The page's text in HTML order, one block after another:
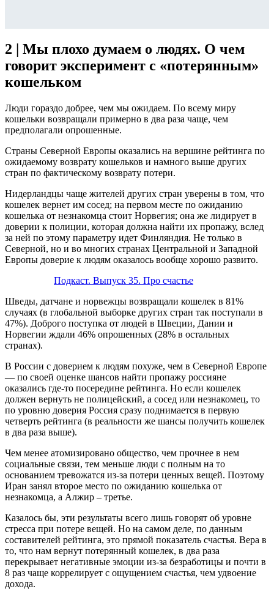
2 | Мы плохо думаем о людях. О чем
говорит эксперимент с «потерянным»
кошельком
Люди гораздо добрее, чем мы ожидаем. По всему миру
кошельки возвращали примерно в два раза чаще, чем
предполагали опрошенные.
Страны Северной Европы оказались на вершине рейтинга по
ожидаемому возврату кошельков и намного выше других
стран по фактическому возврату потери.
Нидерландцы чаще жителей других стран уверены в том, что
кошелек вернет им сосед; на первом месте по ожиданию
кошелька от незнакомца стоит Норвегия; она же лидирует в
доверии к полиции, которая должна найти их пропажу, вслед
за ней по этому параметру идет Финляндия. Не только в
Северной, но и во многих странах Центральной и Западной
Европы доверие к людям оказалось вообще хорошо развито.
Подкаст. Выпуск 35. Про счастье
Шведы, датчане и норвежцы возвращали кошелек в 81%
случаях (в глобальной выборке других стран так поступали в
47%). Доброго поступка от людей в Швеции, Дании и
Норвегии ждали 46% опрошенных (28% в остальных
странах).
В России с доверием к людям похуже, чем в Северной Европе
— по своей оценке шансов найти пропажу россияне
оказались где-то посередине рейтинга. Но если кошелек
должен вернуть не полицейский, а сосед или незнакомец, то
по уровню доверия Россия сразу поднимается в первую
четверть рейтинга (в реальности же шансы получить кошелек
в два раза выше).
Чем менее атомизировано общество, чем прочнее в нем
социальные связи, тем меньше люди с полным на то
основанием тревожатся из-за потери ценных вещей. Поэтому
Иран занял второе место по ожиданию кошелька от
незнакомца, а Алжир – третье.
Казалось бы, эти результаты всего лишь говорят об уровне
стресса при потере вещей. Но на самом деле, по данным
составителей рейтинга, это прямой показатель счастья. Вера в
то, что нам вернут потерянный кошелек, в два раза
перекрывает негативные эмоции из-за безработицы и почти в
8 раз чаще коррелирует с ощущением счастья, чем удвоение
дохода.